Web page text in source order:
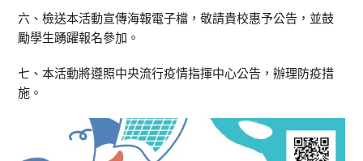
六、檢送本活動宣傳海報電子檔，敬請貴校惠予公告，並鼓
勵學生踴躍報名參加。
七、本活動將遵照中央流行疫情指揮中心公告，辦理防疫措
施。